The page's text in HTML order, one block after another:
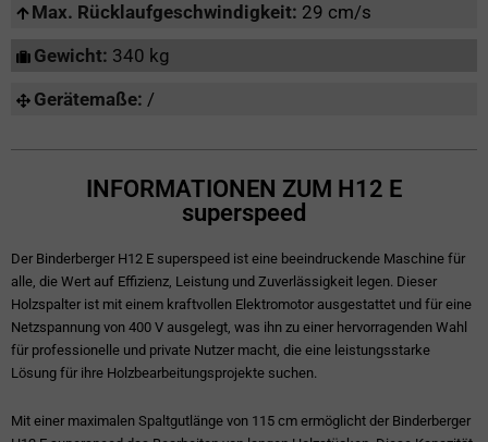
Max. Rücklaufgeschwindigkeit: 29 cm/s
Gewicht: 340 kg
Gerätemaße: /
INFORMATIONEN ZUM H12 E
superspeed
Der Binderberger H12 E superspeed ist eine beeindruckende Maschine für
alle, die Wert auf Effizienz, Leistung und Zuverlässigkeit legen. Dieser
Holzspalter ist mit einem kraftvollen Elektromotor ausgestattet und für eine
Netzspannung von 400 V ausgelegt, was ihn zu einer hervorragenden Wahl
für professionelle und private Nutzer macht, die eine leistungsstarke
Lösung für ihre Holzbearbeitungsprojekte suchen.
Mit einer maximalen Spaltgutlänge von 115 cm ermöglicht der Binderberger